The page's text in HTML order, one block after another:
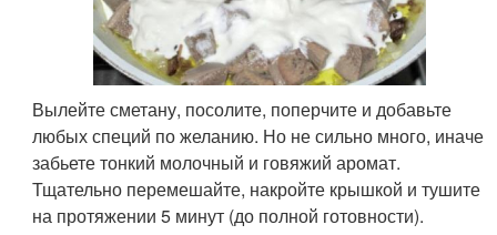
Вылейте сметану, посолите, поперчите и добавьте
любых специй по желанию. Но не сильно много, иначе
забьете тонкий молочный и говяжий аромат.
Тщательно перемешайте, накройте крышкой и тушите
на протяжении 5 минут (до полной готовности).